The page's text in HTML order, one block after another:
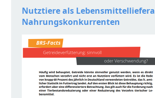
Nutztiere als
Nahrungskonkurrenten